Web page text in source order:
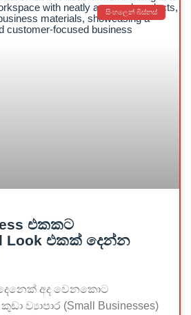
සිංහලෙන් බිස්නස්
එකකට
Look එකක් දෙන්න
අද වෙනකොට
ව්‍යාපාර (Small Businesses)